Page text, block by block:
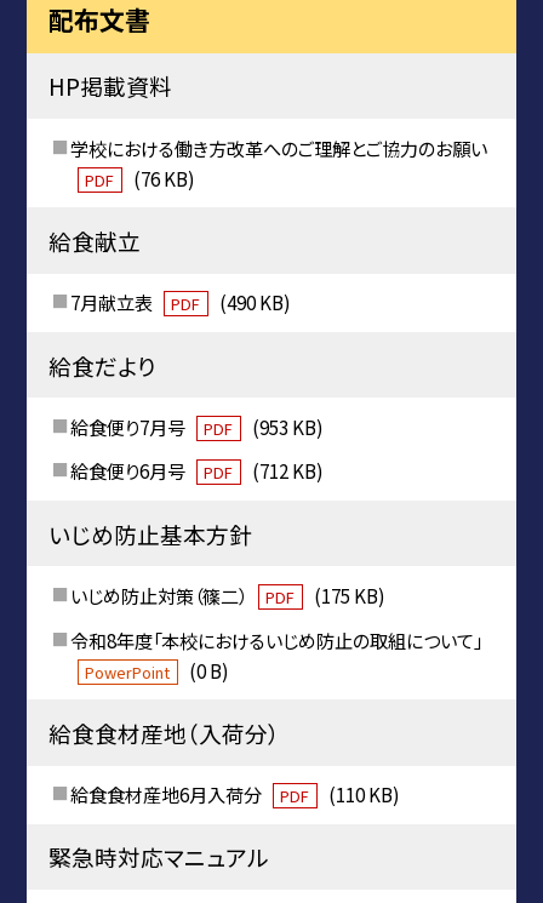
配布文書
HP掲載資料
学校における働き方改革へのご理解とご協力のお願い
PDF (76 KB)
給食献立
7月献立表 PDF (490 KB)
給食だより
給食便り7月号 PDF
(953 KB)
給食便り6月号
PDF (712 KB)
いじめ防止基本方針
いじめ防止対策（篠二） PDF
(175 KB)
令和8年度「本校におけるいじめ防止の取組について」
PowerPoint (0 B)
給食食材産地（入荷分）
給食食材産地6月入荷分 PDF (110 KB)
緊急時対応マニュアル